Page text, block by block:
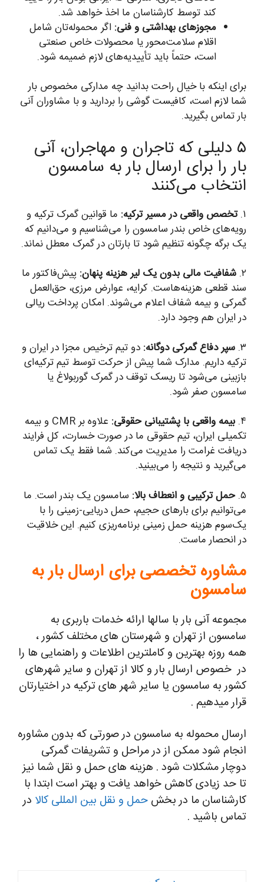
کند توسط کارشناسان ما اخذ خواهد شد.
مجوزهای بهداشتی و فنی: اگر محموله‌تان شامل
اقلام سلامت‌محور یا محصولات خاص صنعتی
است، حتماً باید تأییدیه‌های لازم ضمیمه شود.
برای اینکه با خیال راحت بدانید چه مدارکی مخصوص بار
شما لازم است، کافیست گوشی را بردارید و با مشاوران آنی
بار تماس بگیرید.
۵ دلیلی که تاجران و مهاجران، آنی
بار را برای ارسال بار به سامسون
انتخاب می‌کنند
۱. تخصص واقعی در مسیر ترکیه: ما قوانین گمرک ترکیه و
رویه‌های خاص بندر سامسون را می‌شناسیم و می‌دانیم که
یک برگه چگونه تنظیم شود تا بارتان در گمرک معطل نماند.
۲. شفافیت مالی بدون یک لیر هزینه پنهان: پیش‌فاکتور ما
سند قطعی هزینه‌هاست. کرایه، عوارض مرزی، حق‌العمل
گمرکی و بیمه شفاف اعلام می‌شوند. امکان پرداخت ریالی
در ایران هم وجود دارد.
۳. سپر دفاع گمرکی دوگانه: دو تیم ترخیص مجزا در ایران و
ترکیه داریم. مدارک شما پیش از حرکت توسط تیم ترکیه‌ای
بازبینی می‌شود تا ریسک توقف در گمرک گوربولاغ یا
سامسون صفر شود.
۴. بیمه واقعی با پشتیبانی حقوقی:
علاوه بر CMR و بیمه
تکمیلی ایران، تیم حقوقی ما در صورت خسارت، کل فرایند
دریافت غرامت را مدیریت می‌کند. شما فقط یک تماس
می‌گیرید و نتیجه را می‌بینید.
۵. حمل ترکیبی و انعطاف بالا: سامسون یک بندر است. ما
می‌توانیم برای بارهای حجیم، حمل دریایی-زمینی را با
یک‌سوم هزینه حمل زمینی برنامه‌ریزی کنیم. این خلاقیت
در انحصار ماست.
مشاوره تخصصی برای ارسال بار به
سامسون
مجموعه آنی بار با سالها ارائه خدمات باربری به
سامسون از تهران و شهرستان های مختلف کشور ،
همه روزه بهترین و کاملترین اطلاعات و راهنمایی ها را
در خصوص ارسال بار و کالا از تهران و سایر شهرهای
کشور به سامسون یا سایر شهر های ترکیه در اختیارتان
قرار میدهیم .
ارسال محموله به سامسون در صورتی که بدون مشاوره
انجام شود ممکن از در مراحل و تشریفات گمرکی
دوچار مشکلات شود . هزینه های حمل و نقل شما نیز
تا حد زیادی کاهش خواهد یافت و بهتر است ابتدا با
کارشناسان ما در بخش حمل و نقل بین المللی کالا در
تماس باشید .